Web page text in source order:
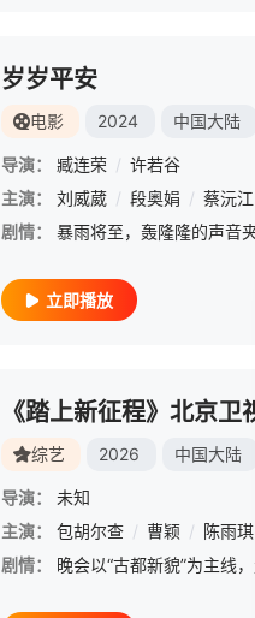
岁岁平安
电影 2024 中国大陆
导演： 臧连荣 / 许若谷
主演：
刘威葳 / 段奥娟 / 蔡沅江
剧情：
立即播放
综艺 2026 中国大陆
导演：
未知
主演：
包胡尔查 / 曹颖 / 陈雨琪
剧情：